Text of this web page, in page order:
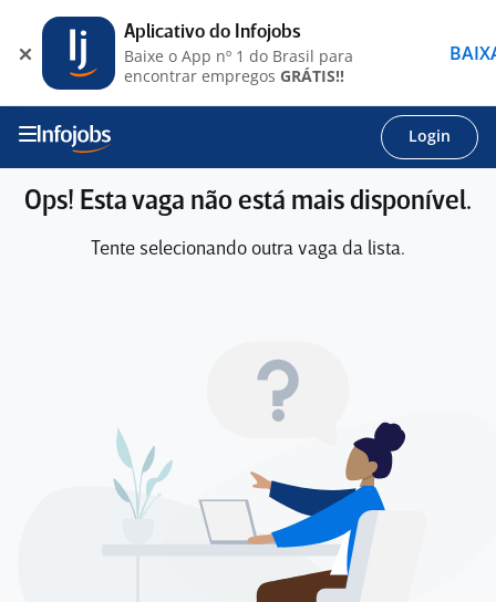
Login
Ops! Esta vaga não está mais disponível.
Tente selecionando outra vaga da lista.
Aplicativo do Infojobs
Baixe o App nº 1 do Brasil para
encontrar empregos GRÁTIS!!